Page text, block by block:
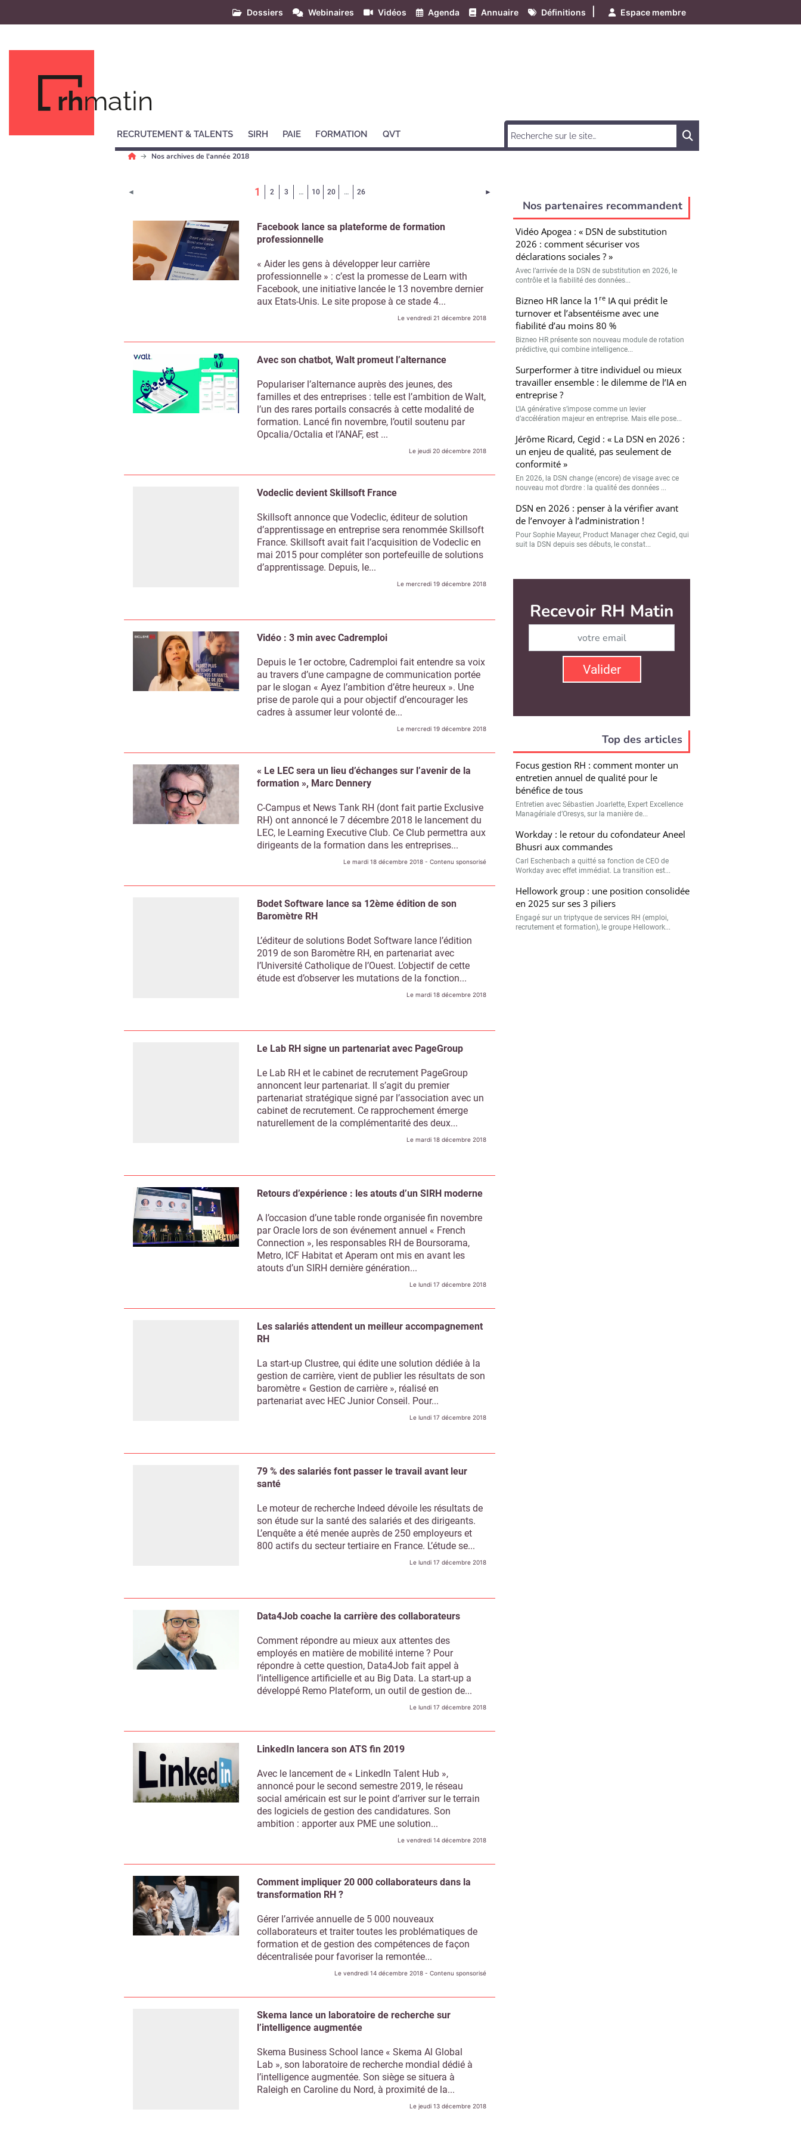
Dossiers Webinaires Vidéos Agenda Annuaire Définitions Espace membre
rhmatin
RECRUTEMENT & TALENTS SIRH PAIE FORMATION QVT
Nos archives de l'année 2018
◄ 1 (Page courante)
2 3 … 10 20 … 26 ►
Facebook lance sa plateforme de formation
professionnelle
« Aider les gens à développer leur carrière
professionnelle » : c’est la promesse de Learn with
Facebook, une initiative lancée le 13 novembre dernier
aux Etats-Unis. Le site propose à ce stade 4...
Le vendredi 21 décembre 2018
Avec son chatbot, Walt promeut l’alternance
Populariser l’alternance auprès des jeunes, des
familles et des entreprises : telle est l’ambition de Walt,
l’un des rares portails consacrés à cette modalité de
formation. Lancé fin novembre, l’outil soutenu par
Opcalia/Octalia et l’ANAF, est ...
Le jeudi 20 décembre 2018
Vodeclic devient Skillsoft France
Skillsoft annonce que Vodeclic, éditeur de solution
d’apprentissage en entreprise sera renommée Skillsoft
France. Skillsoft avait fait l’acquisition de Vodeclic en
mai 2015 pour compléter son portefeuille de solutions
d’apprentissage. Depuis, le...
Le mercredi 19 décembre 2018
Vidéo : 3 min avec Cadremploi
Depuis le 1er octobre, Cadremploi fait entendre sa voix
au travers d’une campagne de communication portée
par le slogan « Ayez l’ambition d’être heureux ». Une
prise de parole qui a pour objectif d’encourager les
cadres à assumer leur volonté de...
Le mercredi 19 décembre 2018
« Le LEC sera un lieu d’échanges sur l’avenir de la
formation », Marc Dennery
C-Campus et News Tank RH (dont fait partie Exclusive
RH) ont annoncé le 7 décembre 2018 le lancement du
LEC, le Learning Executive Club. Ce Club permettra aux
dirigeants de la formation dans les entreprises...
Le mardi 18 décembre 2018 - Contenu sponsorisé
Bodet Software lance sa 12ème édition de son
Baromètre RH
L’éditeur de solutions Bodet Software lance l’édition
2019 de son Baromètre RH, en partenariat avec
l’Université Catholique de l’Ouest. L’objectif de cette
étude est d’observer les mutations de la fonction...
Le mardi 18 décembre 2018
Le Lab RH signe un partenariat avec PageGroup
Le Lab RH et le cabinet de recrutement PageGroup
annoncent leur partenariat. Il s’agit du premier
partenariat stratégique signé par l’association avec un
cabinet de recrutement. Ce rapprochement émerge
naturellement de la complémentarité des deux...
Le mardi 18 décembre 2018
Retours d’expérience : les atouts d’un SIRH moderne
A l’occasion d’une table ronde organisée fin novembre
par Oracle lors de son événement annuel « French
Connection », les responsables RH de Boursorama,
Metro, ICF Habitat et Aperam ont mis en avant les
atouts d’un SIRH dernière génération...
Le lundi 17 décembre 2018
Les salariés attendent un meilleur accompagnement
RH
La start-up Clustree, qui édite une solution dédiée à la
gestion de carrière, vient de publier les résultats de son
baromètre « Gestion de carrière », réalisé en
partenariat avec HEC Junior Conseil. Pour...
Le lundi 17 décembre 2018
79 % des salariés font passer le travail avant leur
santé
Le moteur de recherche Indeed dévoile les résultats de
son étude sur la santé des salariés et des dirigeants.
L’enquête a été menée auprès de 250 employeurs et
800 actifs du secteur tertiaire en France. L’étude se...
Le lundi 17 décembre 2018
Data4Job coache la carrière des collaborateurs
Comment répondre au mieux aux attentes des
employés en matière de mobilité interne ? Pour
répondre à cette question, Data4Job fait appel à
l’intelligence artificielle et au Big Data. La start-up a
développé Remo Plateform, un outil de gestion de...
Le lundi 17 décembre 2018
LinkedIn lancera son ATS fin 2019
Avec le lancement de « LinkedIn Talent Hub »,
annoncé pour le second semestre 2019, le réseau
social américain est sur le point d’arriver sur le terrain
des logiciels de gestion des candidatures. Son
ambition : apporter aux PME une solution...
Le vendredi 14 décembre 2018
Comment impliquer 20 000 collaborateurs dans la
transformation RH ?
Gérer l’arrivée annuelle de 5 000 nouveaux
collaborateurs et traiter toutes les problématiques de
formation et de gestion des compétences de façon
décentralisée pour favoriser la remontée...
Le vendredi 14 décembre 2018 - Contenu sponsorisé
Skema lance un laboratoire de recherche sur
l’intelligence augmentée
Skema Business School lance « Skema Al Global
Lab », son laboratoire de recherche mondial dédié à
l’intelligence augmentée. Son siège se situera à
Raleigh en Caroline du Nord, à proximité de la...
Le jeudi 13 décembre 2018
Nos partenaires recommandent
Vidéo Apogea : « DSN de substitution
2026 : comment sécuriser vos
déclarations sociales ? »
Avec l’arrivée de la DSN de substitution en 2026, le
contrôle et la fiabilité des données...
Bizneo HR lance la 1 reIA qui prédit le
turnover et l’absentéisme avec une
fiabilité d’au moins 80 %
Bizneo HR présente son nouveau module de rotation
prédictive, qui combine intelligence...
Surperformer à titre individuel ou mieux
travailler ensemble : le dilemme de l’IA en
entreprise ?
L’IA générative s’impose comme un levier
d’accélération majeur en entreprise. Mais elle pose...
Jérôme Ricard, Cegid : « La DSN en 2026 :
un enjeu de qualité, pas seulement de
conformité »
En 2026, la DSN change (encore) de visage avec ce
nouveau mot d’ordre : la qualité des données ...
DSN en 2026 : penser à la vérifier avant
de l’envoyer à l’administration !
Pour Sophie Mayeur, Product Manager chez Cegid, qui
suit la DSN depuis ses débuts, le constat...
Recevoir RH Matin Abonnez-vous à notre newsletter
Non merci, je reçois déjà ! Je déciderai plus tard
Focus gestion RH : comment monter un
entretien annuel de qualité pour le
bénéfice de tous
Entretien avec Sébastien Joarlette, Expert Excellence
Managériale d’Oresys, sur la manière de...
Workday : le retour du cofondateur Aneel
Hellowork group : une position consolidée
en 2025 sur ses 3 piliers
Engagé sur un triptyque de services RH (emploi,
recrutement et formation), le groupe Hellowork...